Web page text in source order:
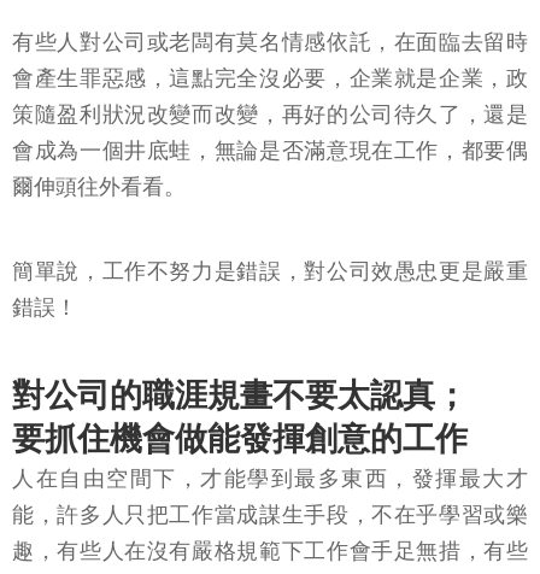
有些人對公司或老闆有莫名情感依託，在面臨去留時
會產生罪惡感，這點完全沒必要，企業就是企業，政
策隨盈利狀況改變而改變，再好的公司待久了，還是
會成為一個井底蛙，無論是否滿意現在工作，都要偶
爾伸頭往外看看。
簡單說，工作不努力是錯誤，對公司效愚忠更是嚴重
錯誤！
對公司的職涯規畫不要太認真；
要抓住機會做能發揮創意的工作
人在自由空間下，才能學到最多東西，發揮最大才
能，許多人只把工作當成謀生手段，不在乎學習或樂
趣，有些人在沒有嚴格規範下工作會手足無措，有些